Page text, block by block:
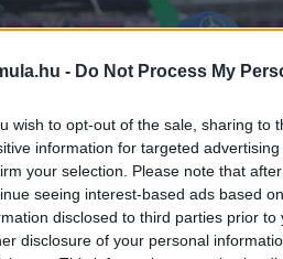
- Do Not Process My
wish to opt-out of the sale, sharing to
information for targeted
your selection. Please note that
seeing interest-based ads based
disclosed to third parties prior
disclosure of your personal